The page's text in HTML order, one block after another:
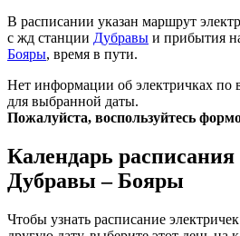
В расписании указан маршрут
с жд станции Дубравы и прибытия
Бояры, время в пути.
Нет информации об электричках
для выбранной даты.
Пожалуйста, воспользуйтесь
Календарь расписания
Дубравы – Бояры
Чтобы узнать расписание